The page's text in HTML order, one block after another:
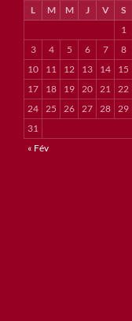
L M M J V S
1
3
4 5 6 7 8
10
11 12 13 14 15
17
18 19 20 21 22
24 25 26 27 28 29
31
« Fév